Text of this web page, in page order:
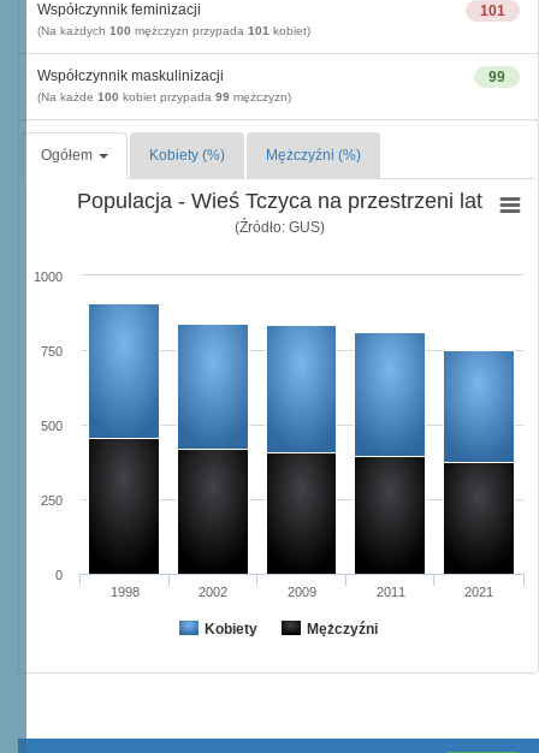
101
Współczynnik feminizacji
(Na każdych 100 mężczyzn przypada 101 kobiet)
99
Współczynnik maskulinizacji
(Na każde 100 kobiet przypada 99 mężczyzn)
Ogółem Kobiety (%) Mężczyźni (%)
Populacja - Wieś Tczyca na przestrzeni lat
(Źródło: GUS)
Kobiety Mężczyźni
1998 2002 2009 2011 2021
0
250
500
750
1000